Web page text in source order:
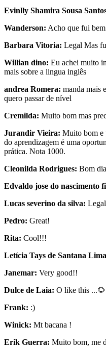
Evinlly Shamira Sousa
Wanderson: Acho que fui
Barbara Vitoria: Legal Mas
Willian dino: Eu achei muito
mais sobre a lingua inglês
andrea Romera: manda mais
quero passar de nível
Cremilda: Muito bom mas
Jurandir Vieira: Muito bom e
do aprendizagem é uma
prática. Nota 1000.
Cleonilda Rodrigues: Bom
Edvaldo jose do nascimento
Lucas severino da silva:
Pedro: Great!
Rita: Cool!!!
Letícia Tays de Santana
Janemar: Very good!!
Dulce de Laia: O like this ...🌻
Frank: :)
Winick: Mt bacana !
Erik Guerra: Muito bom, me